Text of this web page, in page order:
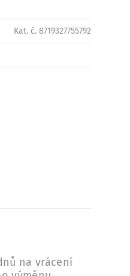
Kat. č. 8719327755792
na vrácení